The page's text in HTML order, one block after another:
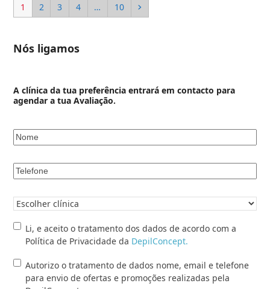
Page
1 Page
2 Page
3 Page
4 … Page
10 Next
Nós ligamos
A clínica da tua preferência entrará em contacto para
agendar a tua Avaliação.
Nome*
Telefone*
Clínica
Li,
o
tratamento
Li, e aceito o tratamento dos dados de acordo com a
Política de Privacidade da DepilConcept.
Autorizo
Autorizo o tratamento de dados nome, email e telefone
para envio de ofertas e promoções realizadas pela